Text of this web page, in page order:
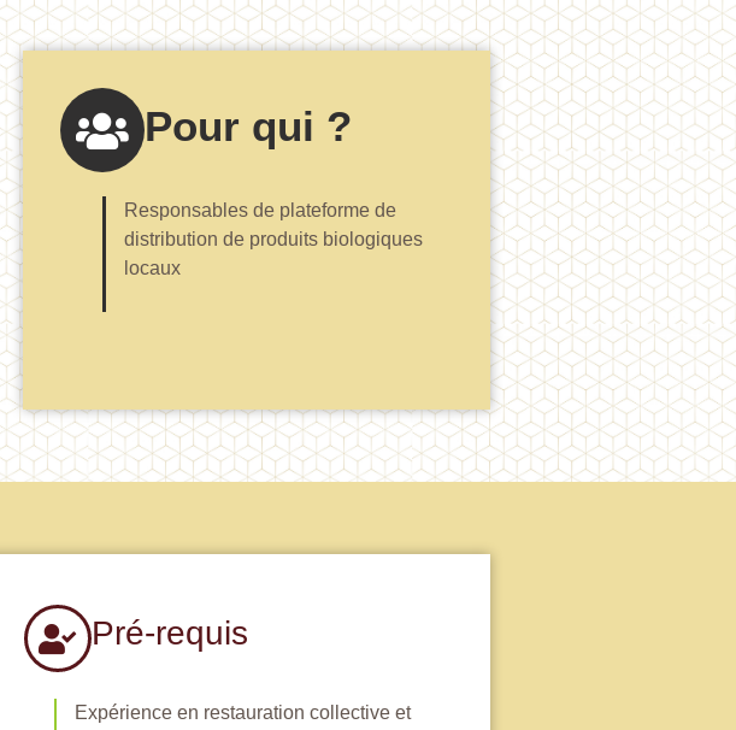
Pour qui ?
Responsables de plateforme de
distribution de produits biologiques
locaux
Pré-requis
Expérience en restauration collective et